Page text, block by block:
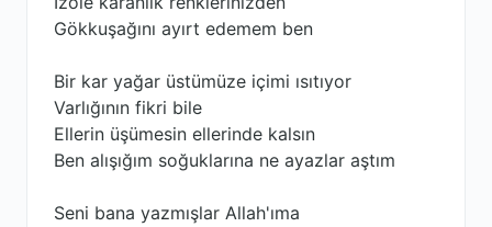
Gökkuşağını ayırt edemem ben
Bir kar yağar üstümüze içimi ısıtıyor
Varlığının fikri bile
Ellerin üşümesin ellerinde kalsın
Ben alışığım soğuklarına ne ayazlar aştım
Seni bana yazmışlar Allah'ıma